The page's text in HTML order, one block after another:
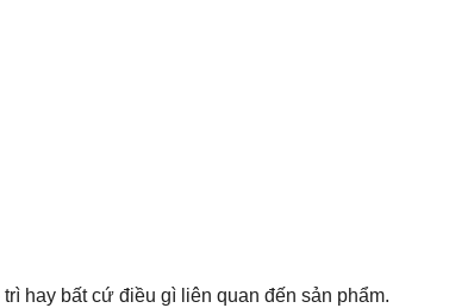
hay bất cứ điều gì liên quan đến sản phẩm.